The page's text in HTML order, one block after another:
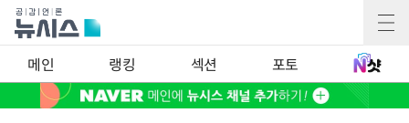
메인 랭킹 섹션 포토